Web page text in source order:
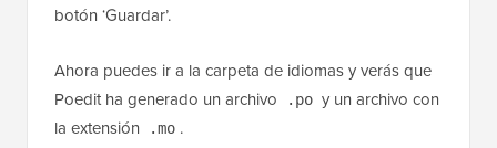
botón ‘Guardar’.
Ahora puedes ir a la carpeta de idiomas y verás que
Poedit ha generado un archivo
.po y un archivo con
la extensión
.mo .